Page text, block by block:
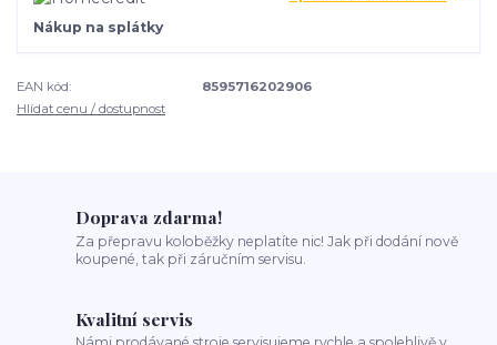
Nákup na splátky
EAN kód:
8595716202906
Hlídat cenu / dostupnost
Doprava zdarma!
Za přepravu koloběžky neplatíte nic! Jak při dodání nově
koupené, tak při záručním servisu.
Kvalitní servis